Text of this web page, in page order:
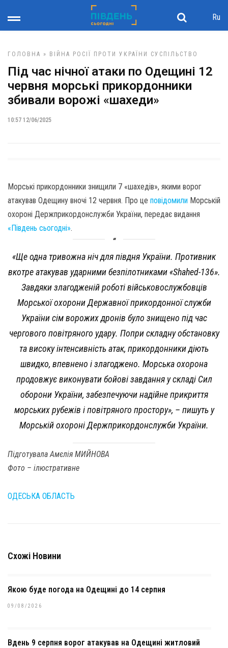
Ru
ГОЛОВНА » ВІЙНА РОСІЇ ПРОТИ УКРАЇНИ СУСПІЛЬСТВО
Під час нічної атаки по Одещині 12
червня морські прикордонники
збивали ворожі «шахеди»
10:57 12/06/2025
Морські прикордонники знищили 7 «шахедів», якими ворог
атакував Одещину вночі 12 червня. Про це повідомили Морській
охороні Держприкордонслужби України, передає видання
«Південь сьогодні».
«Ще одна тривожна ніч для півдня України. Противник
вкотре атакував ударними безпілотниками «Shahed-136».
Завдяки злагодженій роботі військовослужбовців
Морської охорони Державної прикордонної служби
України сім ворожих дронів було знищено під час
чергового повітряного удару. Попри складну обстановку
та високу інтенсивність атак, прикордонники діють
швидко, впевнено і злагоджено. Морська охорона
продовжує виконувати бойові завдання у складі Сил
оборони України, забезпечуючи надійне прикриття
морських рубежів і повітряного простору», – пишуть у
Морській охороні Держприкордонслужби України.
Підготувала Амєлія МИЙНОВА
Фото – ілюстративне
ОДЕСЬКА ОБЛАСТЬ
Схожі Новини
Якою буде погода на Одещині до 14 серпня
09/08/2026
Вдень 9 серпня ворог атакував на Одещині житловий